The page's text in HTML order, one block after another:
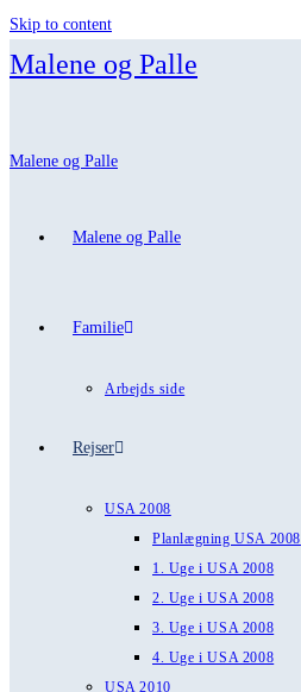
Skip to content
Malene og Palle
Malene og Palle
Malene og Palle
Familie
Arbejds side
Rejser
USA 2008
Planlægning USA 2008
1. Uge i USA 2008
2. Uge i USA 2008
3. Uge i USA 2008
4. Uge i USA 2008
USA 2010